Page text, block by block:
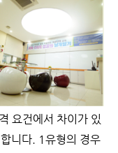
요건에서 차이가 있
니다. 1유형의 경우